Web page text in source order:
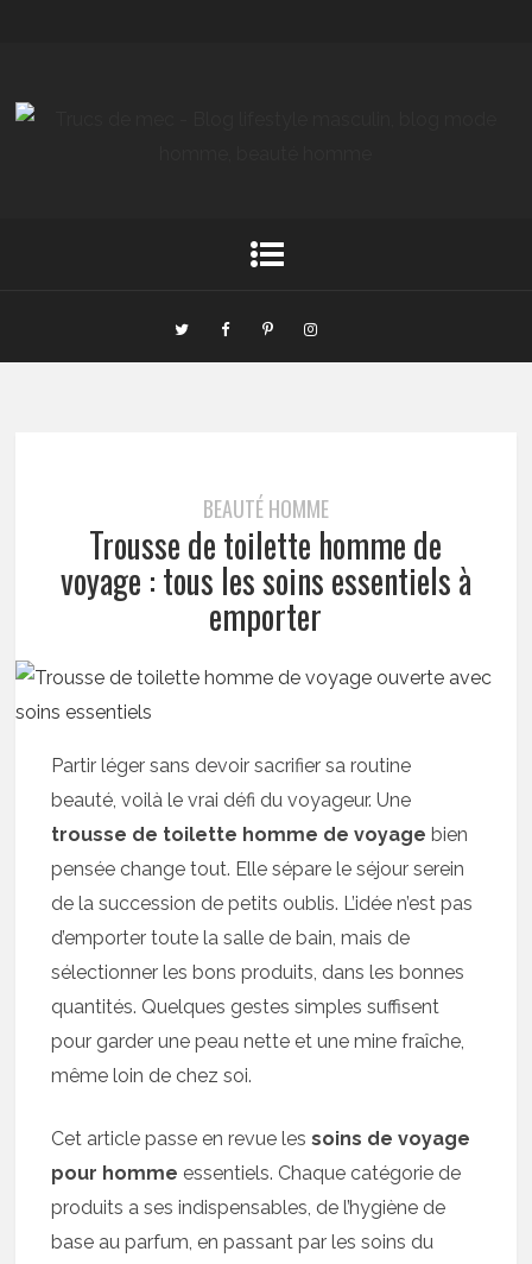
BEAUTÉ HOMME
Trousse de toilette homme de
voyage : tous les soins essentiels à
emporter
Partir léger sans devoir sacrifier sa routine
beauté, voilà le vrai défi du voyageur. Une
trousse de toilette homme de voyage bien
pensée change tout. Elle sépare le séjour serein
de la succession de petits oublis. L’idée n’est pas
d’emporter toute la salle de bain, mais de
sélectionner les bons produits, dans les bonnes
quantités. Quelques gestes simples suffisent
pour garder une peau nette et une mine fraîche,
même loin de chez soi.
Cet article passe en revue lessoins de voyage
pour homme essentiels. Chaque catégorie de
produits a ses indispensables, de l’hygiène de
base au parfum, en passant par les soins du